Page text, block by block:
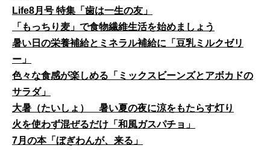
Life8月号 特集「歯は一生の友」
「もっちり麦」で食物繊維生活を始めましょう
暑い日の栄養補給とミネラル補給に「豆乳ミルクゼリ
ー」
色々な食感が楽しめる「ミックスビーンズとアボカドの
サラダ」
大暑（たいしょ） 暑い夏の夜に涼をもたらす灯り
火を使わず混ぜるだけ「和風ガスパチョ」
7月の本「ぼぎわんが、来る」